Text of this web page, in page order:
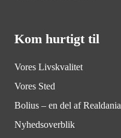
Kom hurtigt til
Vores Livskvalitet
Vores Sted
Bolius – en del af Realdania
Nyhedsoverblik